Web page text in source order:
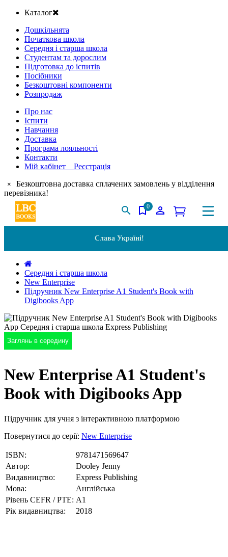
Каталог
Дошкільнята
Початкова школа
Середня і старша школа
Студентам та дорослим
Підготовка до іспитів
Посібники
Безкоштовні компоненти
Розпродаж
Про нас
Іспити
Навчання
Доставка
Програма лояльності
Контакти
Мій кабінет Реєстрація
×
Безкоштовна доставка сплачених замовлень у відділення
перевізника!
0
Слава Україні!
Середня і старша школа
New Enterprise
Підручник New Enterprise A1 Student's Book with
Digibooks App
Заглянь в середину
New Enterprise A1 Student's
Book with Digibooks App
Підручник для учня з інтерактивною платформою
Повернутися до серії: New Enterprise
ISBN:
9781471569647
Автор:
Dooley Jenny
Видавництво:
Express Publishing
Мова:
Англійська
Рівень CEFR / PTE: А1
Рік видавництва:
2018